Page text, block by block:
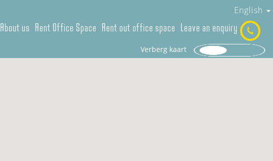
English
About us Rent Office Space Rent out office space Leave an enquiry
Verberg kaart